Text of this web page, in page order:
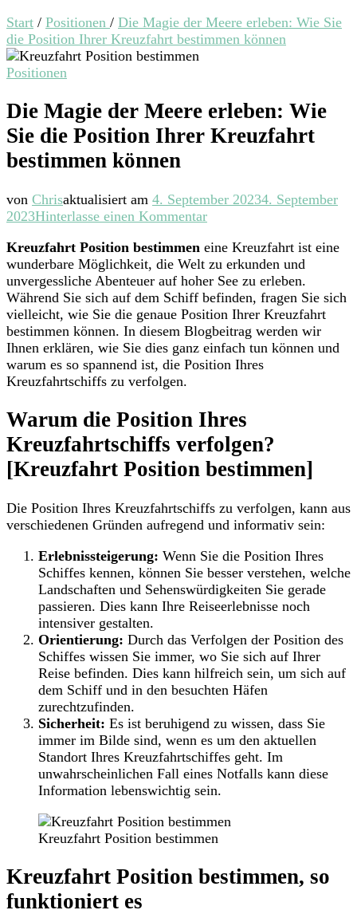
Start / Positionen / Die Magie der Meere erleben: Wie Sie
die Position Ihrer Kreuzfahrt bestimmen können
Positionen
Die Magie der Meere erleben: Wie
Sie die Position Ihrer Kreuzfahrt
bestimmen können
von Chrisaktualisiert am 4. September 20234. September
2023Hinterlasse einen Kommentarzu
Magie
der
Meere
erleben:
Wie
Sie
die
Position
bestimmen
können
Kreuzfahrt Position bestimmen eine Kreuzfahrt ist eine
wunderbare Möglichkeit, die Welt zu erkunden und
unvergessliche Abenteuer auf hoher See zu erleben.
Während Sie sich auf dem Schiff befinden, fragen Sie sich
vielleicht, wie Sie die genaue Position Ihrer Kreuzfahrt
bestimmen können. In diesem Blogbeitrag werden wir
Ihnen erklären, wie Sie dies ganz einfach tun können und
warum es so spannend ist, die Position Ihres
Kreuzfahrtschiffs zu verfolgen.
Warum die Position Ihres
Kreuzfahrtschiffs verfolgen?
[Kreuzfahrt Position bestimmen]
Die Position Ihres Kreuzfahrtschiffs zu verfolgen, kann aus
verschiedenen Gründen aufregend und informativ sein:
Erlebnissteigerung: Wenn Sie die Position Ihres
Schiffes kennen, können Sie besser verstehen, welche
Landschaften und Sehenswürdigkeiten Sie gerade
passieren. Dies kann Ihre Reiseerlebnisse noch
intensiver gestalten.
Orientierung: Durch das Verfolgen der Position des
Schiffes wissen Sie immer, wo Sie sich auf Ihrer
Reise befinden. Dies kann hilfreich sein, um sich auf
dem Schiff und in den besuchten Häfen
zurechtzufinden.
Sicherheit: Es ist beruhigend zu wissen, dass Sie
immer im Bilde sind, wenn es um den aktuellen
Standort Ihres Kreuzfahrtschiffes geht. Im
unwahrscheinlichen Fall eines Notfalls kann diese
Information lebenswichtig sein.
Kreuzfahrt Position bestimmen
Kreuzfahrt Position bestimmen, so
funktioniert es